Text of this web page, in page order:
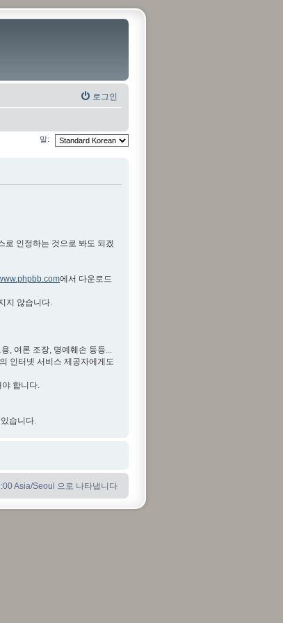
로그인
말:
로 인정하는 것으로 봐도 되겠
에서 다운로드
지 않습니다.
, 여론 조장, 명예훼손 등등...
인터넷 서비스 제공자에게도
야 합니다.
습니다.
Asia/Seoul 으로 나타냅니다